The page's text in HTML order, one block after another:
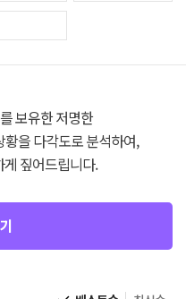
보유한 저명한
황을 다각도로 분석하여,
짚어드립니다.